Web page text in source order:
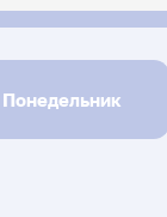
Понедельник